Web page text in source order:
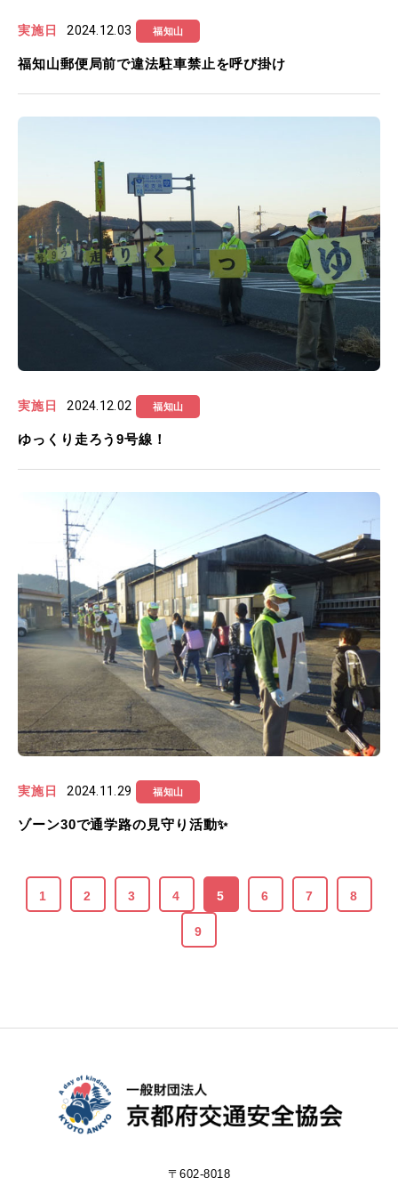
実施日 2024.12.03 福知山
福知山郵便局前で違法駐車禁止を呼び掛け
実施日 2024.12.02 福知山
ゆっくり走ろう9号線！
実施日 2024.11.29 福知山
ゾーン30で通学路の見守り活動✨
1 2 3 4 5 6 7 8
9
〒602-8018